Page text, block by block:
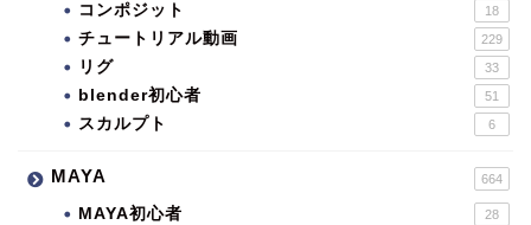
コンポジット 18
チュートリアル動画 229
リグ 33
blender初心者 51
スカルプト 6
MAYA 664
MAYA初心者 28